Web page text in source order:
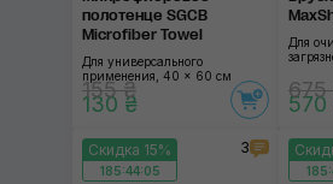
полотенце SGCB
Microfiber Towel
Для универсального
применения, 40 × 60 см
155 ₴
130 ₴
Для
675
570
Скидка 15%
185:44:04
3